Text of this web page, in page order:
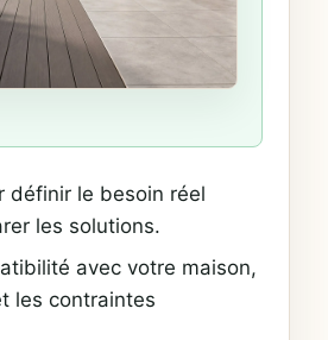
définir le besoin réel
les solutions.
avec votre maison,
les contraintes